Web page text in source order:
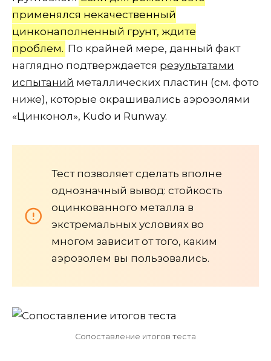
применялся некачественный
цинконаполненный грунт, ждите
проблем. По крайней мере, данный факт
наглядно подтверждается результатами
испытаний металлических пластин (см. фото
ниже), которые окрашивались аэрозолями
«Цинконол», Kudo и Runway.
Тест позволяет сделать вполне
однозначный вывод: стойкость
оцинкованного металла в
экстремальных условиях во
многом зависит от того, каким
аэрозолем вы пользовались.
Сопоставление итогов теста